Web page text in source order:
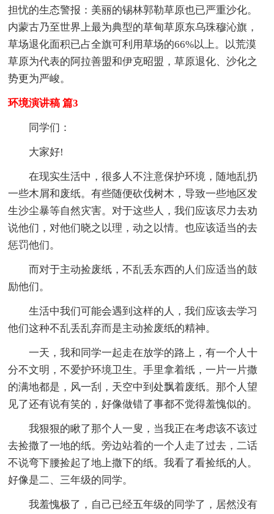
担忧的生态警报：美丽的锡林郭勒草原也已严重沙化。
内蒙古乃至世界上最为典型的草甸草原东乌珠穆沁旗，
草场退化面积已占全旗可利用草场的66%以上。以荒漠
草原为代表的阿拉善盟和伊克昭盟，草原退化、沙化之
势更为严峻。
环境演讲稿 篇3
同学们：
大家好!
在现实生活中，很多人不注意保护环境，随地乱扔
一些木屑和废纸。有些随便砍伐树木，导致一些地区发
生沙尘暴等自然灾害。对于这些人，我们应该尽力去劝
说他们，对他们晓之以理，动之以情。也应该适当的去
惩罚他们。
而对于主动捡废纸，不乱丢东西的人们应适当的鼓
励他们。
生活中我们可能会遇到这样的人，我们应该去学习
他们这种不乱丢乱弃而是主动捡废纸的精神。
一天，我和同学一起走在放学的路上，有一个人十
分不文明，不爱护环境卫生。手里拿着纸，一片一片撒
的满地都是，风一刮，天空中到处飘着废纸。那个人望
见了还有说有笑的，好像做错了事都不觉得羞愧似的。
我狠狠的瞅了那个人一叟，当我正在考虑该不该过
去捡撒了一地的纸。旁边站着的一个人走了过去，二话
不说弯下腰捡起了地上撒下的纸。我看了看捡纸的人。
好像是二、三年级的同学。
我羞愧极了，自己已经五年级的同学了，居然没有